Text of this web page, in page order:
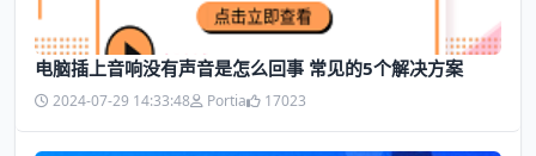
电脑插上音响没有声音是怎么回事 常见的5个解决方案
2024-07-29 14:33:48 Portia 17023